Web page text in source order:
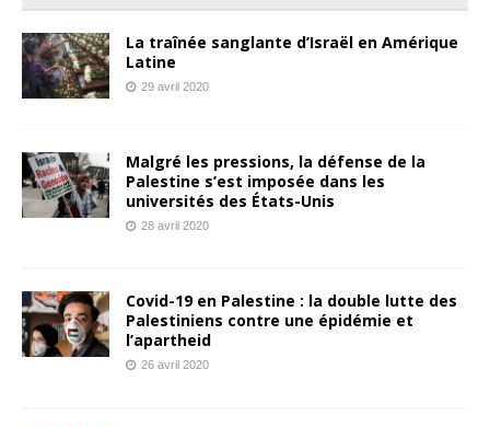
La traînée sanglante d’Israël en Amérique
Latine
29 avril 2020
Malgré les pressions, la défense de la
Palestine s’est imposée dans les
universités des États-Unis
28 avril 2020
Covid-19 en Palestine : la double lutte des
Palestiniens contre une épidémie et
l’apartheid
26 avril 2020